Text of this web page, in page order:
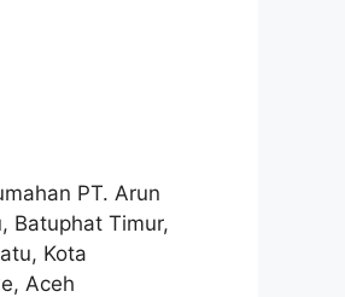
PT. Arun
Batuphat Timur,
Kota
Aceh